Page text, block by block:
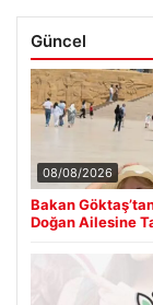
Güncel
08/08/2026
Bakan
Doğan Ailesine